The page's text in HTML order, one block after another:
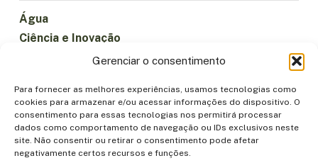
Gerenciar o consentimento
Para fornecer as melhores experiências, usamos tecnologias como
cookies para armazenar e/ou acessar informações do dispositivo. O
consentimento para essas tecnologias nos permitirá processar
dados como comportamento de navegação ou IDs exclusivos neste
site. Não consentir ou retirar o consentimento pode afetar
negativamente certos recursos e funções.
Água
Ciência e Inovação
Florestas e Biodiversidade
Institucionalidade
Participação
Povos Indígenas